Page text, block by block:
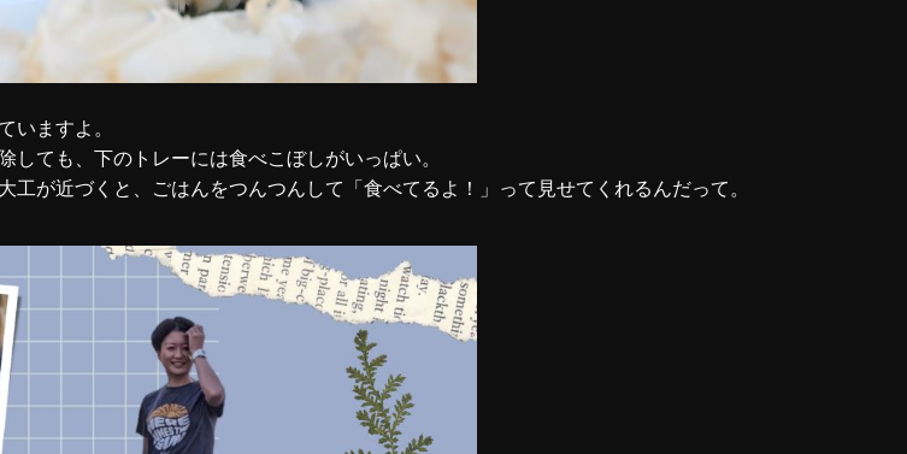
いますよ。
しても、下のトレーには食べこぼしがいっぱい。
工が近づくと、ごはんをつんつんして「食べてるよ！」って見せてくれるんだって。